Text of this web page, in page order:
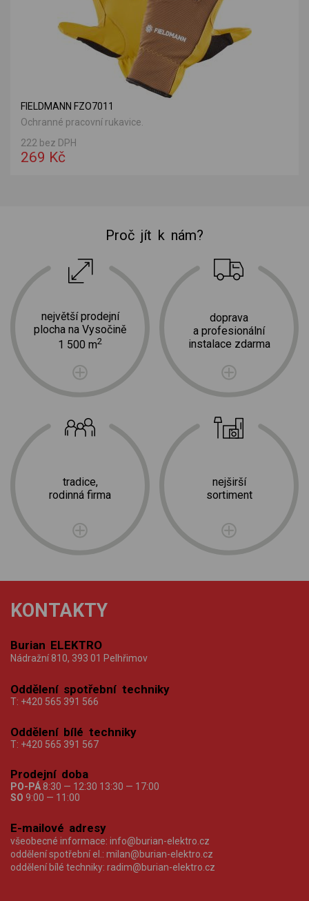
FIELDMANN FZO7011
Ochranné pracovní rukavice.
222 bez DPH
269 Kč
Proč jít k nám?
největší prodejní
plocha na Vysočině
1 500 m2
tradice,
rodinná firma
doprava
a profesionální
instalace zdarma
nejširší
sortiment
KONTAKTY
Burian ELEKTRO
Nádražní 810, 393 01 Pelhřimov
Oddělení spotřební techniky
T: +420 565 391 566
Oddělení bílé techniky
T: +420 565 391 567
Prodejní doba
PO-PÁ 8:30 — 12:30 13:30 — 17:00
SO 9:00 — 11:00
E-mailové adresy
všeobecné informace: info@burian-elektro.cz
oddělení spotřební el.: milan@burian-elektro.cz
oddělení bílé techniky: radim@burian-elektro.cz